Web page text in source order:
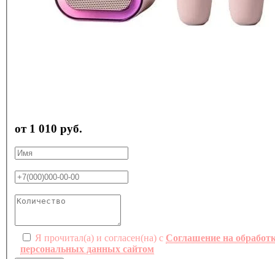
от 1 010 руб.
Я прочитал(а) и согласен(на) с Соглашение на
персональных данных сайтом